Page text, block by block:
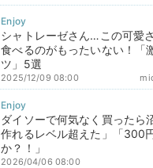
シャトレーゼさん…この可愛
食べるのがもったいない！「
ツ」5選
2025/12/09 08:00
ダイソーで何気なく買ったら
作れるレベル超えた」「300
か？！」
2026/04/06 08:00